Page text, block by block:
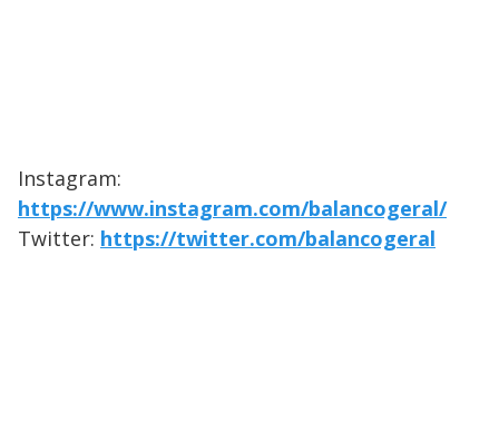
Instagram:
https://www.instagram.com/balancogeral/
Twitter: https://twitter.com/balancogeral